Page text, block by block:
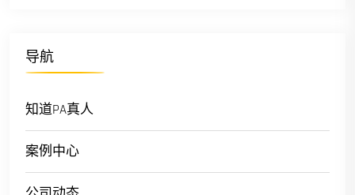
导航
知道PA真人
案例中心